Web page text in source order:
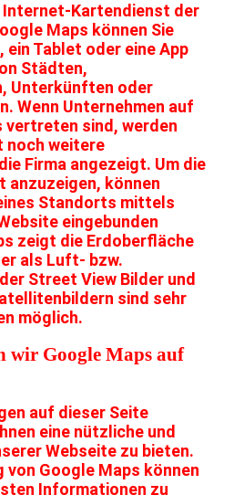
Internet-Kartendienst der
Maps können Sie
ein Tablet oder eine App
Städten,
Unterkünften oder
Wenn Unternehmen auf
vertreten sind, werden
noch weitere
Firma angezeigt. Um die
können
Standorts mittels
eingebunden
zeigt die Erdoberfläche
als Luft- bzw.
Street View Bilder und
sind sehr
möglich.
wir Google Maps auf
auf dieser Seite
eine nützliche und
Webseite zu bieten.
von Google Maps können
Informationen zu